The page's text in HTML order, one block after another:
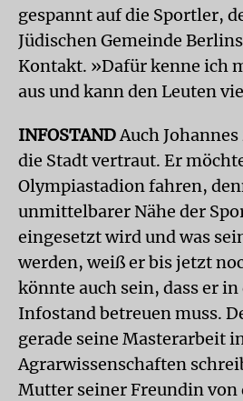
gespannt auf die Sportler,
Jüdischen Gemeinde
Kontakt. »Dafür kenne ich
aus und kann den Leuten
INFOSTANDAuch
die Stadt vertraut. Er
Olympiastadion fahren,
unmittelbarer Nähe der
eingesetzt wird und was
werden, weiß er bis jetzt
könnte auch sein, dass er
Infostand betreuen muss.
gerade seine Masterarbeit
Agrarwissenschaften
Mutter seiner Freundin von